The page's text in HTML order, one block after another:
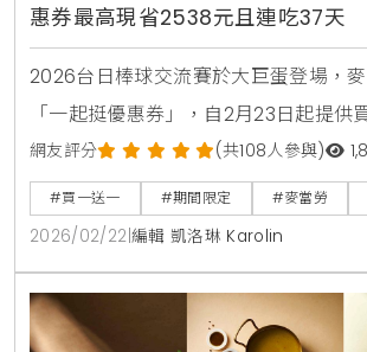
惠券最高現省2538元且連吃37天
2026台日棒球交流賽於大巨蛋登場，
「一起挺優惠券」，自2月23日起提供
套餐等優惠，連續37天最高可省2538元
家推出限量10萬個TEAM Taiwan應援
網友評分 (共108人參與)
#買一送一 #期間限定 #麥當勞
2026/02/22 編輯 凱洛琳 Karolin